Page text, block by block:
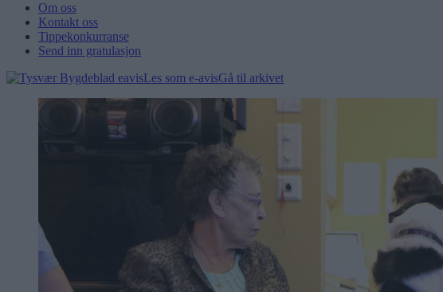
Om oss
Kontakt oss
Tippekonkurranse
Send inn gratulasjon
Les som e-avisGå til arkivet